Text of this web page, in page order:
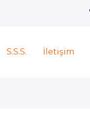
S.S.S. İletişim